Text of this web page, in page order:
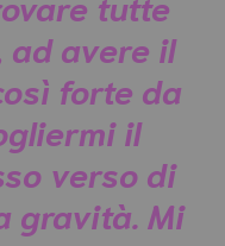
ad avere il
forte da
il
verso di
gravità. Mi